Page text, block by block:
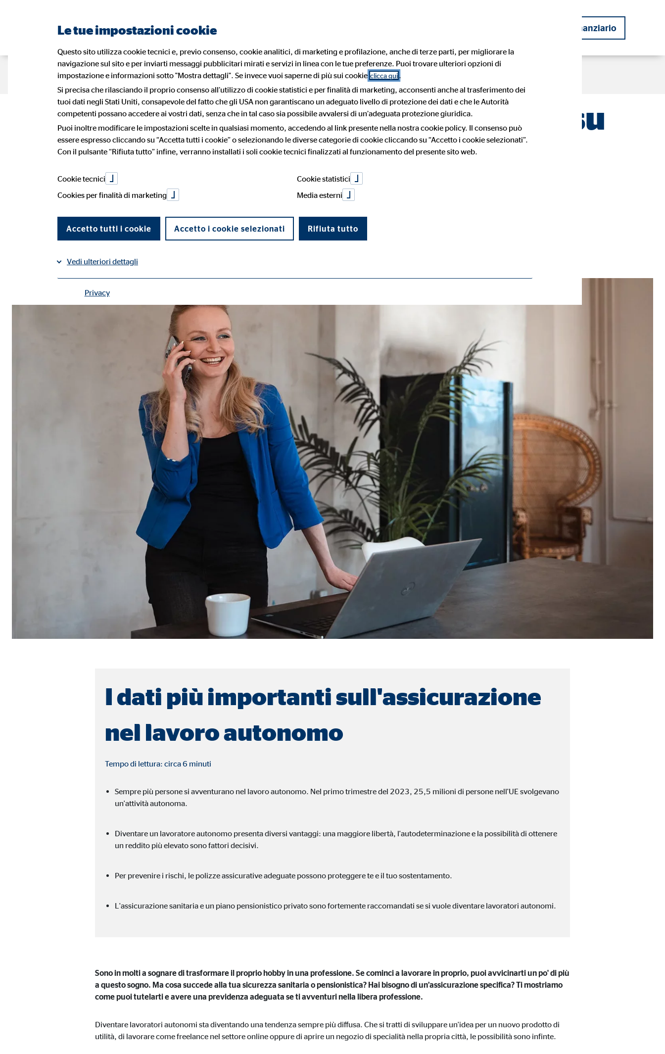
Diventare consulente finanziario
Portrait
Noi in Europa I nostri consulenti patrimoniali I nostri partner
Le nostre soluzioni
Pensioni Salute Il nostro modello di consulenza
Blog Servizi Diventare consulente patrimoniale
Vantaggi del lavoro da consulente Inserimento lavorativo Opportunità di sviluppo
Storie di successo dei consulenti
OVB
Trovare e richiedere un referente Candidatura
Lavoro autonomo: cosa c'è da sapere su
assicurazione sanitaria e altro
I dati più importanti sull'assicurazione
nel lavoro autonomo
Tempo di lettura: circa 6 minuti
Sempre più persone si avventurano nel lavoro autonomo. Nel primo trimestre del 2023, 25,5 milioni di persone nell'UE svolgevano
un'attività autonoma.
Diventare un lavoratore autonomo presenta diversi vantaggi: una maggiore libertà, l'autodeterminazione e la possibilità di ottenere
un reddito più elevato sono fattori decisivi.
Per prevenire i rischi, le polizze assicurative adeguate possono proteggere te e il tuo sostentamento.
L'assicurazione sanitaria e un piano pensionistico privato sono fortemente raccomandati se si vuole diventare lavoratori autonomi.
Sono in molti a sognare di trasformare il proprio hobby in una professione. Se cominci a lavorare in proprio, puoi avvicinarti un po' di più
a questo sogno. Ma cosa succede alla tua sicurezza sanitaria o pensionistica? Hai bisogno di un’assicurazione specifica? Ti mostriamo
come puoi tutelarti e avere una previdenza adeguata se ti avventuri nella libera professione.
Diventare lavoratori autonomi sta diventando una tendenza sempre più diffusa. Che si tratti di sviluppare un'idea per un nuovo prodotto di
utilità, di lavorare come freelance nel settore online oppure di aprire un negozio di specialità nella propria città, le possibilità sono infinte.
Le tue impostazioni cookie
Questo sito utilizza cookie tecnici e, previo consenso, cookie analitici, di marketing e profilazione, anche di terze parti, per migliorare la
navigazione sul sito e per inviarti messaggi pubblicitari mirati e servizi in linea con le tue preferenze. Puoi trovare ulteriori opzioni di
impostazione e informazioni sotto "Mostra dettagli". Se invece vuoi saperne di più sui cookie clicca qui .
Si precisa che rilasciando il proprio consenso all’utilizzo di cookie statistici e per finalità di marketing, acconsenti anche al trasferimento dei
tuoi dati negli Stati Uniti, consapevole del fatto che gli USA non garantiscano un adeguato livello di protezione dei dati e che le Autorità
competenti possano accedere ai vostri dati, senza che in tal caso sia possibile avvalersi di un’adeguata protezione giuridica.
Puoi inoltre modificare le impostazioni scelte in qualsiasi momento, accedendo al link presente nella nostra cookie policy. Il consenso può
essere espresso cliccando su “Accetta tutti i cookie” o selezionando le diverse categorie di cookie cliccando su “Accetto i cookie selezionati”.
Con il pulsante “Rifiuta tutto” infine, verranno installati i soli cookie tecnici finalizzati al funzionamento del presente sito web.
Cookie tecnici
Cookie statistici
Cookies per finalità di marketing
Media esterni
Accetto tutti i cookie Accetto i cookie selezionati Rifiuta tutto
Vedi ulteriori dettagli
I cookie tecnici permettono l'utilizzo delle funzioni di base e sono necessari per il corretto funzionamento del sito web.
fe_typo_user
TYPO3 Association
Memorizzazione delle impostazioni dell'utente
Sessione del Browser
cookie_consent_v2
Gestire le impostazioni relative al consenso
Scadenza dei Cookie:
I cookie statistici raccolgono informazioni in modo anonimo. Queste informazioni ci aiutano a capire il modo in cui i nostri utenti utilizzano il sito web.
_ga, _gat_UA-41411249-12, _gid
Scadenza dei Cookie: fino a 26 mesi
Cookies per finalità di marketing
Facebook Pixel
Collegamento ai profili degli utenti
Media esterni
google_maps
Fornitore: Google Ireland Ltd.
Scadenza dei Cookie: 24 mesi
Privacy